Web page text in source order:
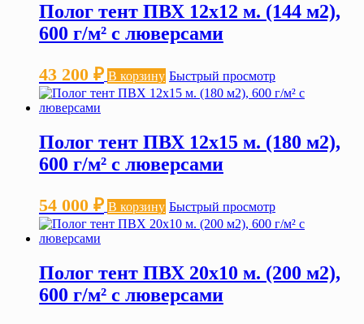
Полог тент ПВХ 12х12 м. (144 м2),
600 г/м² с люверсами
43 200 ₽ В корзину Быстрый просмотр
Полог тент ПВХ 12х15 м. (180 м2),
600 г/м² с люверсами
54 000 ₽ В корзину Быстрый просмотр
Полог тент ПВХ 20х10 м. (200 м2),
600 г/м² с люверсами